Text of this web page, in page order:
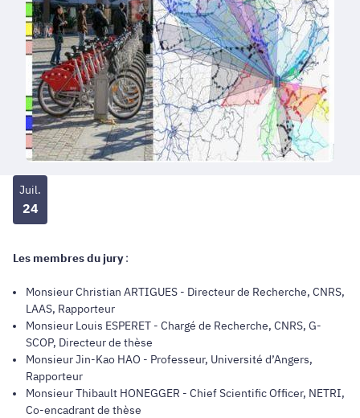
Juil.
24
Les membres du jury:
Monsieur Christian ARTIGUES - Directeur de Recherche, CNRS,
LAAS, Rapporteur
Monsieur Louis ESPERET - Chargé de Recherche, CNRS, G-
SCOP, Directeur de thèse
Monsieur Jin-Kao HAO - Professeur, Université d’Angers,
Rapporteur
Monsieur Thibault HONEGGER - Chief Scientific Officer, NETRI,
Co-encadrant de thèse